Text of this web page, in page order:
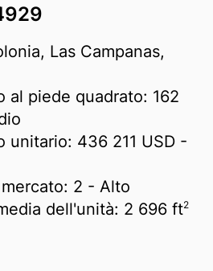
Las Campanas,
al piede quadrato: 162
unitario: 436 211 USD -
2 - Alto
dell'unità: 2 696 ft2